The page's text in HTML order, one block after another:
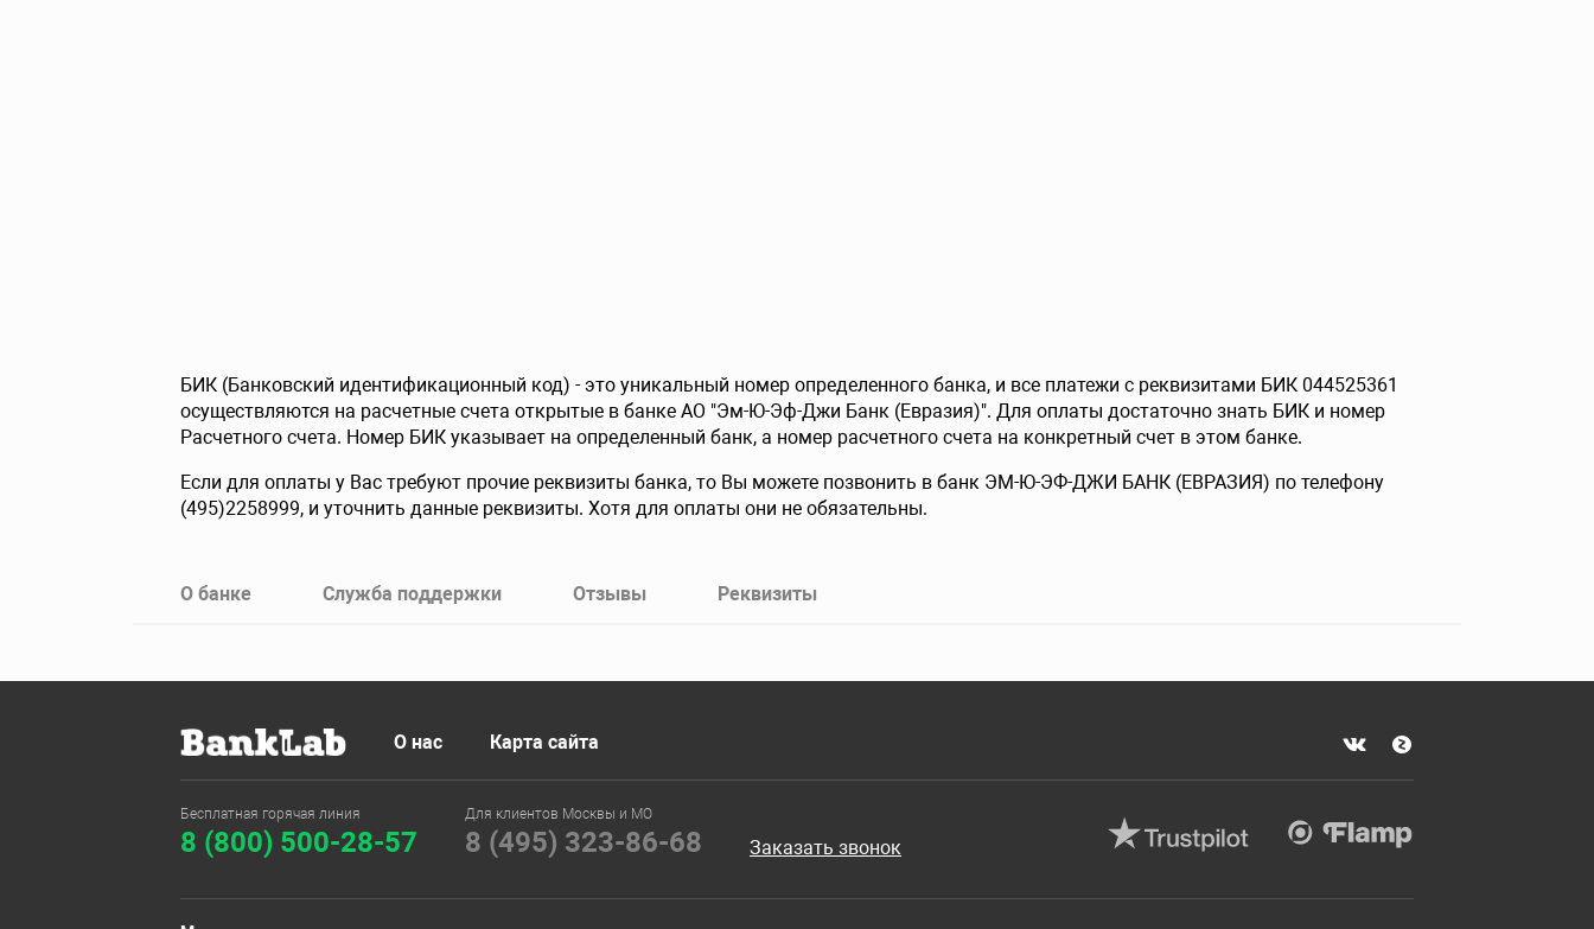
БИК (Банковский идентификационный код) - это уникальный номер определенного банка, и все платежи с реквизитами БИК 044525361
осуществляются на расчетные счета открытые в банке АО "Эм-Ю-Эф-Джи Банк (Евразия)". Для оплаты достаточно знать БИК и номер
Расчетного счета. Номер БИК указывает на определенный банк, а номер расчетного счета на конкретный счет в этом банке.
Если для оплаты у Вас требуют прочие реквизиты банка, то Вы можете позвонить в банк ЭМ-Ю-ЭФ-ДЖИ БАНК (ЕВРАЗИЯ) по телефону
(495)2258999, и уточнить данные реквизиты. Хотя для оплаты они не обязательны.
О банке Служба поддержки Отзывы Реквизиты
О нас Карта сайта
Бесплатная горячая линия
8 (800) 500-28-57
Для клиентов Москвы и МО
8 (495) 323-86-68 Заказать звонок